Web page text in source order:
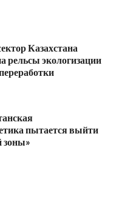
Казахстана
рельсы экологизации
пытается выйти
зоны»